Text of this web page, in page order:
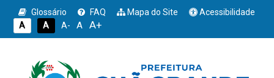
Glossário FAQ Mapa do Site
Acessibilidade
A
A A- A A+